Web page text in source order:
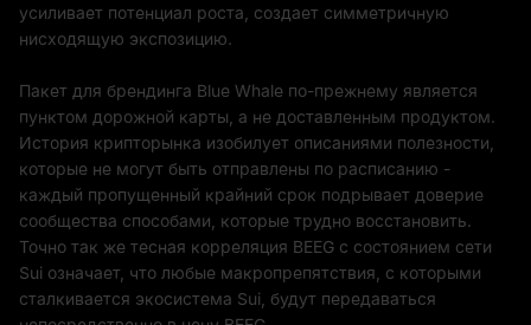
усиливает потенциал роста, создает симметричную
нисходящую экспозицию.
Пакет для брендинга Blue Whale по-прежнему является
пунктом дорожной карты, а не доставленным продуктом.
История крипторынка изобилует описаниями полезности,
которые не могут быть отправлены по расписанию -
каждый пропущенный крайний срок подрывает доверие
сообщества способами, которые трудно восстановить.
Точно так же тесная корреляция BEEG с состоянием сети
Sui означает, что любые макропрепятствия, с которыми
сталкивается экосистема Sui, будут передаваться